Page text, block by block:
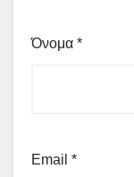
Όνομα *
Email *